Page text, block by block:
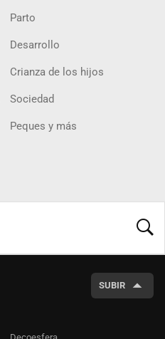
Parto
Desarrollo
Crianza de los hijos
Sociedad
Peques y más
SUBIR